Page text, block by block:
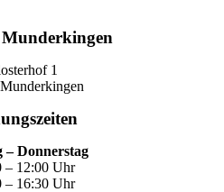
1
– Donnerstag
– 12:00 Uhr
– 16:30 Uhr